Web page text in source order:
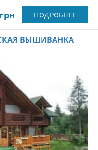
ПОДРОБНЕЕ
ВЫШИВАНКА